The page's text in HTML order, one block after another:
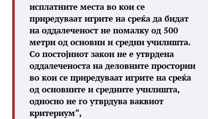
исплатните места во кои се
приредуваат игрите на среќа да бидат
на оддалеченост не помалку од 500
метри од основни и средни училишта.
Со постојниот закон не е утврдена
оддалеченоста на деловните простории
во кои се приредуваат игрите на среќа
од основните и средните училишта,
односно не го утврдува ваквиот
критериум“,